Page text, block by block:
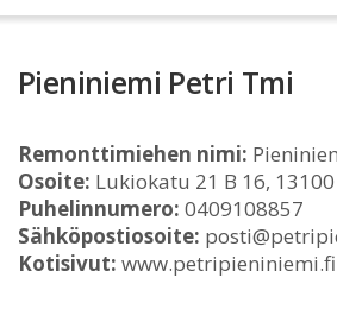
Pieniniemi Petri Tmi
Remonttimiehen nimi:
Osoite: Lukiokatu 21 B 16,
Puhelinnumero: 0409108857
Sähköpostiosoite:
Kotisivut: www.petripieniniemi.fi